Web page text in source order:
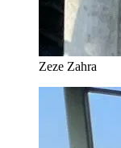
Zeze Zahra